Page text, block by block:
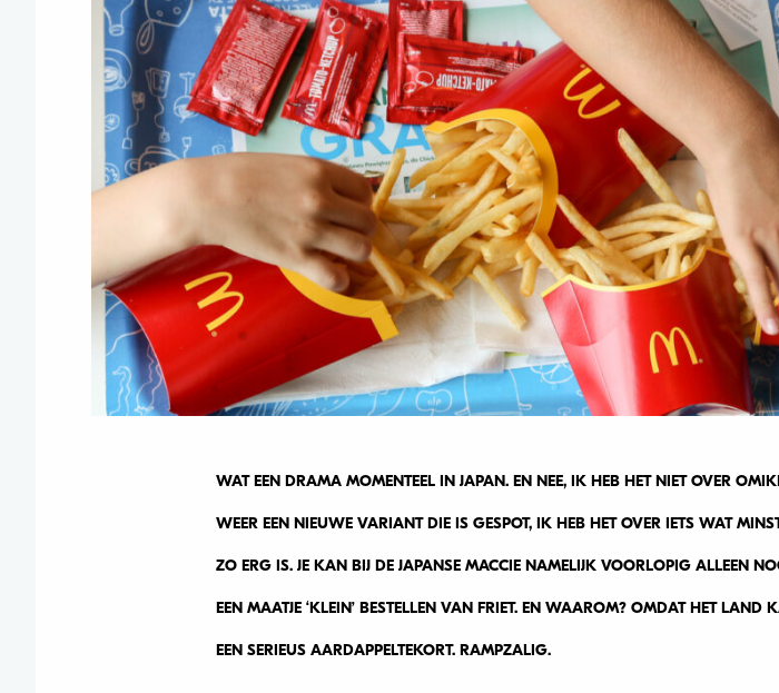
WAT EEN DRAMA MOMENTEEL IN JAPAN. EN NEE, IK HEB HET NIET OVER
WEER EEN NIEUWE VARIANT DIE IS GESPOT, IK HEB HET OVER IETS WAT
ZO ERG IS. JE KAN BIJ DE JAPANSE MACCIE NAMELIJK VOORLOPIG ALLEEN
EEN MAATJE ‘KLEIN’ BESTELLEN VAN FRIET. EN WAAROM? OMDAT HET LAND
EEN SERIEUS AARDAPPELTEKORT. RAMPZALIG.